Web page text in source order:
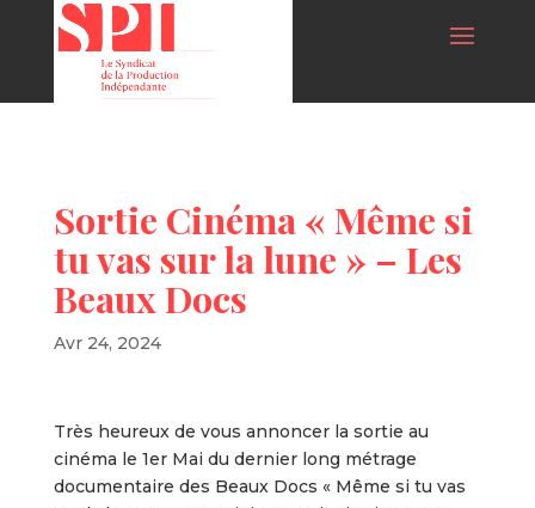
Sortie Cinéma « Même si
tu vas sur la lune » – Les
Beaux Docs
Avr 24, 2024
Très heureux de vous annoncer la sortie au
cinéma le 1er Mai du dernier long métrage
documentaire des Beaux Docs « Même si tu vas